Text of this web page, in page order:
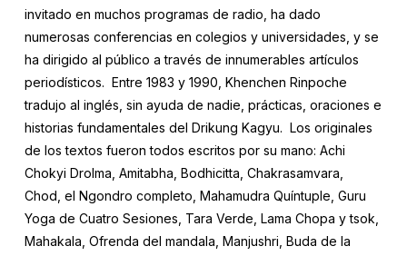
invitado en muchos programas de radio, ha dado
numerosas conferencias en colegios y universidades, y se
ha dirigido al público a través de innumerables artículos
periodísticos. Entre 1983 y 1990, Khenchen Rinpoche
tradujo al inglés, sin ayuda de nadie, prácticas, oraciones e
historias fundamentales del Drikung Kagyu. Los originales
de los textos fueron todos escritos por su mano: Achi
Chokyi Drolma, Amitabha, Bodhicitta, Chakrasamvara,
Chod, el Ngondro completo, Mahamudra Quíntuple, Guru
Yoga de Cuatro Sesiones, Tara Verde, Lama Chopa y tsok,
Mahakala, Ofrenda del mandala, Manjushri, Buda de la